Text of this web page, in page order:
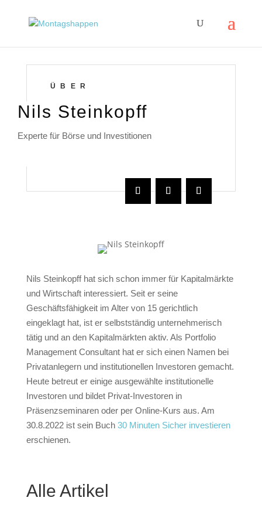
ÜBER
Nils Steinkopff
Experte für Börse und Investitionen
Nils Steinkopff hat sich schon immer für Kapitalmärkte
und Wirtschaft interessiert. Seit er seine
Geschäftsfähigkeit im Alter von 15 gerichtlich
eingeklagt hat, ist er selbstständig unternehmerisch
tätig und an den Kapitalmärkten aktiv. Als Portfolio
Management Consultant hat er sich einen Namen bei
Privatanlegern und institutionellen Investoren gemacht.
Heute betreut er einige ausgewählte institutionelle
Investoren und bildet Privat-Investoren in
Präsenzseminaren oder per Online-Kurs aus. Am
30.8.2022 ist sein Buch 30 Minuten Sicher investieren
erschienen.
Alle Artikel